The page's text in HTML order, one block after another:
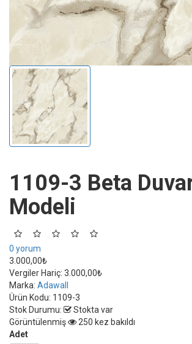
1109-3 Beta Duvar
Modeli
0 yorum
3.000,00₺
Vergiler Hariç: 3.000,00₺
Marka: Adawall
Ürün Kodu: 1109-3
Stok Durumu:
Stokta var
Görüntülenmiş
250 kez bakıldı
Adet